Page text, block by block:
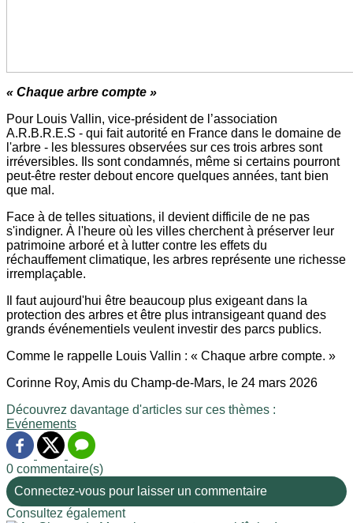
« Chaque arbre compte »
Pour Louis Vallin, vice-président de l’association
A.R.B.R.E.S - qui fait autorité en France dans le domaine de
l'arbre - les blessures observées sur ces trois arbres sont
irréversibles. Ils sont condamnés, même si certains pourront
peut-être rester debout encore quelques années, tant bien
que mal.
Face à de telles situations, il devient difficile de ne pas
s'indigner. À l'heure où les villes cherchent à préserver leur
patrimoine arboré et à lutter contre les effets du
réchauffement climatique, les arbres représente une richesse
irremplaçable.
Il faut aujourd'hui être beaucoup plus exigeant dans la
protection des arbres et être plus intransigeant quand des
grands événementiels veulent investir des parcs publics.
Comme le rappelle Louis Vallin : « Chaque arbre compte. »
Corinne Roy, Amis du Champ-de-Mars, le 24 mars 2026
Découvrez davantage d'articles sur ces thèmes :
Evénements
0 commentaire(s)
Connectez-vous pour laisser un commentaire
Consultez également